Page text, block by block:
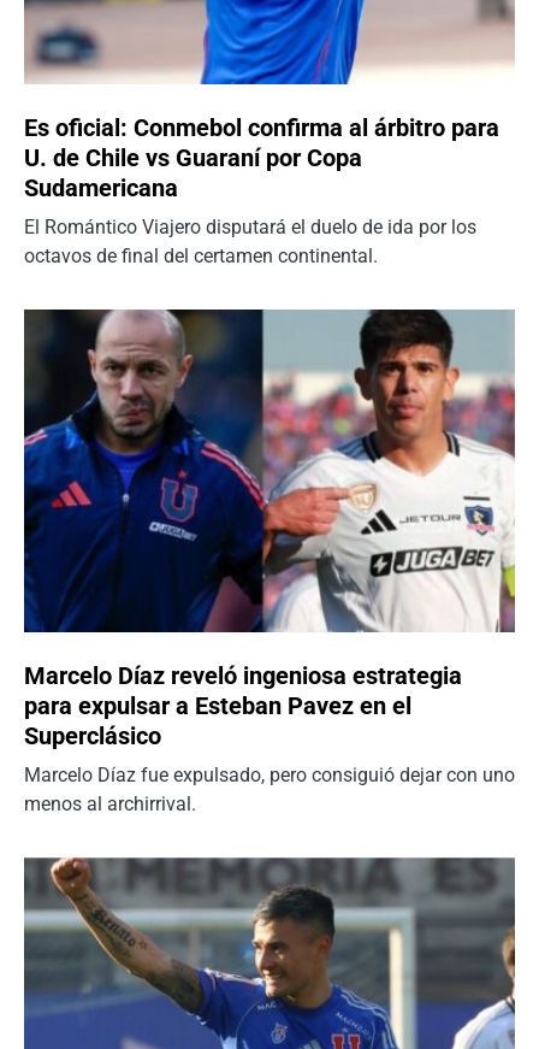
Es oficial: Conmebol confirma al árbitro para
U. de Chile vs Guaraní por Copa
Sudamericana
El Romántico Viajero disputará el duelo de ida por los
octavos de final del certamen continental.
Marcelo Díaz reveló ingeniosa estrategia
para expulsar a Esteban Pavez en el
Superclásico
Marcelo Díaz fue expulsado, pero consiguió dejar con uno
menos al archirrival.